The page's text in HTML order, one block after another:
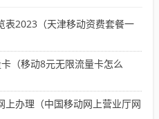
表2023（天津移动资费套餐一
（移动8元无限流量卡怎么
上办理（中国移动网上营业厅网